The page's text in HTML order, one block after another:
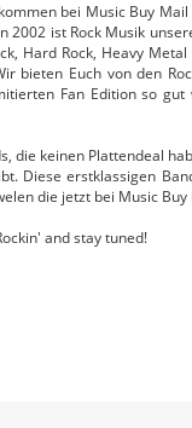
bei Music Buy
2002 ist Rock Musik
Hard Rock, Heavy
bieten Euch von den
Fan Edition so gut
die keinen Plattendeal
Diese erstklassigen
die jetzt bei Music
and stay tuned!